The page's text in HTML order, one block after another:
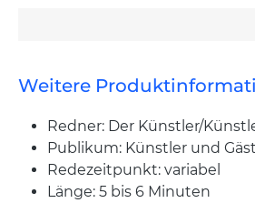
Weitere
Redner: Der Künstler/
Publikum: Künstler und
Redezeitpunkt: variabel
Länge: 5 bis 6 Minuten